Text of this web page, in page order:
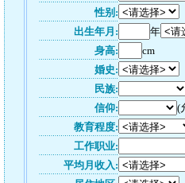
性别:
出生年月:
年
身高:
cm
婚史:
民族:
信仰:
(
教育程度:
工作职业:
平均月收入: